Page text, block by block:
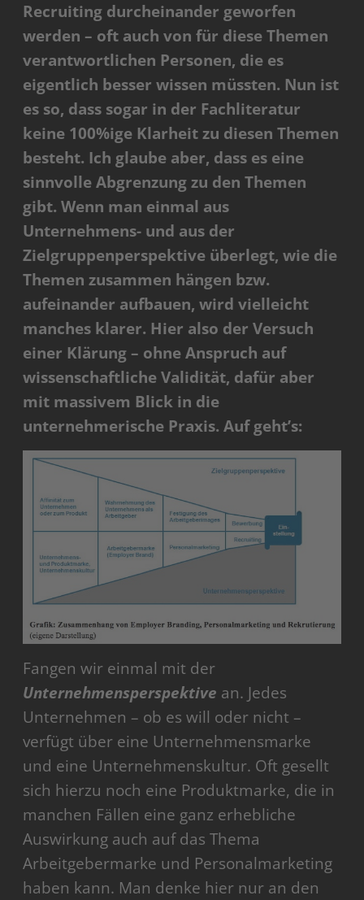
Recruiting durcheinander geworfen
werden – oft auch von für diese Themen
verantwortlichen Personen, die es
eigentlich besser wissen müssten. Nun ist
es so, dass sogar in der Fachliteratur
keine 100%ige Klarheit zu diesen Themen
besteht. Ich glaube aber, dass es eine
sinnvolle Abgrenzung zu den Themen
gibt. Wenn man einmal aus
Unternehmens- und aus der
Zielgruppenperspektive überlegt, wie die
Themen zusammen hängen bzw.
aufeinander aufbauen, wird vielleicht
manches klarer. Hier also der Versuch
einer Klärung – ohne Anspruch auf
wissenschaftliche Validität, dafür aber
mit massivem Blick in die
unternehmerische Praxis. Auf geht’s:
Fangen wir einmal mit der
Unternehmensperspektive an. Jedes
Unternehmen – ob es will oder nicht –
verfügt über eine Unternehmensmarke
und eine Unternehmenskultur. Oft gesellt
sich hierzu noch eine Produktmarke, die in
manchen Fällen eine ganz erhebliche
Auswirkung auch auf das Thema
Arbeitgebermarke und Personalmarketing
haben kann. Man denke hier nur an den